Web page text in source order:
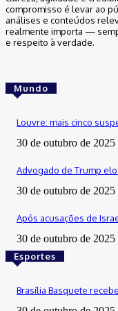
compromisso é levar ao
análises e conteúdos
realmente importa —
e respeito à verdade.
Mundo
Louvre: mais cinco
30 de outubro de 2025
Advogado de Trump
30 de outubro de 2025
Após acusações de
30 de outubro de 2025
Esportes
Brasília Basquete